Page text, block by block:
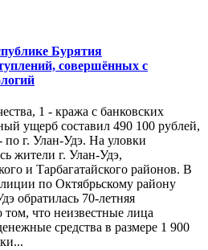
Бурятия
совершённых с
1 - кража с банковских
ущерб составил 490 100 рублей,
по г. Улан-Удэ. На уловки
жители г. Улан-Удэ,
и Тарбагатайского районов. В
по Октябрьскому району
обратилась 70-летняя
что неизвестные лица
средства в размере 1 900